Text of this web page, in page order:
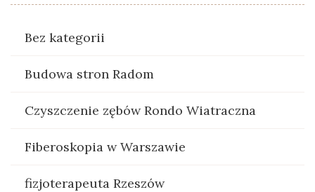
Bez kategorii
Budowa stron Radom
Czyszczenie zębów Rondo Wiatraczna
Fiberoskopia w Warszawie
fizjoterapeuta Rzeszów